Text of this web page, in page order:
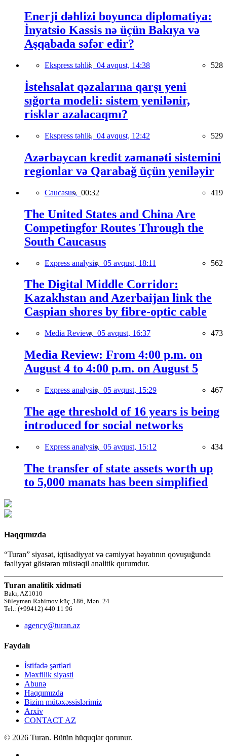
Enerji dəhlizi boyunca diplomatiya:
İnyatsio Kassis nə üçün Bakıya və
Aşqabada səfər edir?
Ekspress təhlil, 04 avqust, 14:38 528
İstehsalat qəzalarına qarşı yeni
sığorta modeli: sistem yenilənir,
risklər azalacaqmı?
Ekspress təhlil, 04 avqust, 12:42 529
Azərbaycan kredit zəmanəti sistemini
regionlar və Qarabağ üçün yeniləyir
Caucasus, 00:32 419
The United States and China Are
Competingfor Routes Through the
South Caucasus
Express analysis, 05 avqust, 18:11 562
The Digital Middle Corridor:
Kazakhstan and Azerbaijan link the
Caspian shores by fibre-optic cable
Media Review, 05 avqust, 16:37 473
Media Review: From 4:00 p.m. on
August 4 to 4:00 p.m. on August 5
Express analysis, 05 avqust, 15:29 467
The age threshold of 16 years is being
introduced for social networks
Express analysis, 05 avqust, 15:12 434
The transfer of state assets worth up
to 5,000 manats has been simplified
Haqqımızda
“Turan” siyasət, iqtisadiyyat və cəmiyyət həyatının qovuşuğunda
fəaliyyət göstərən müstəqil analitik qurumdur.
Turan analitik xidməti
Bakı, AZ1010
Süleyman Rəhimov küç.,186, Mən. 24
Tel.: (+99412) 440 11 96
agency@turan.az
Faydalı
İstifadə şərtləri
Məxfilik siyasti
Abunə
Haqqımızda
Bizim mütəxəssislərimiz
Arxiv
CONTACT AZ
© 2026 Turan. Bütün hüquqlar qorunur.